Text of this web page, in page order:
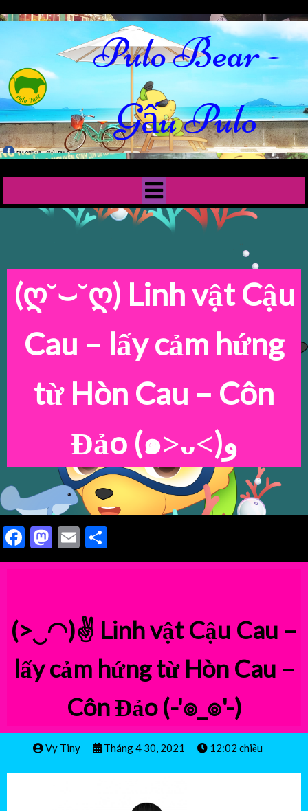
Pulo Bear -
Gấu Pulo
(ღ˘⌣˘ღ) Linh vật Cậu
Cau – lấy cảm hứng
từ Hòn Cau – Côn
Đảo
(๑˃ᴗ˂)ﻭ
Facebook
Mastodon
Email
(>‿◠)✌ Linh vật Cậu Cau –
lấy cảm hứng từ Hòn Cau –
Côn Đảo(-'๏_๏'-)
Vy Tiny Tháng 4 30, 2021 12:02 chiều